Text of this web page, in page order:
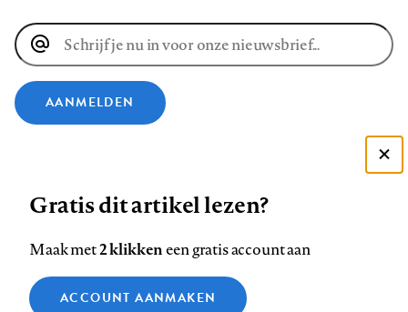
E-
mailadres
AANMELDEN
ons
op
Facebook
ons
op
LinkedIn
ons
op
Bluesky
ons
op
Instagram
ons
op
YouTube
ons
Footer
Contact Colofon Disclaimer Privacy
Zie onze cookie policy
Gratis dit artikel lezen?
Maak met2 klikkeneen gratis account aan
ACCOUNT AANMAKEN